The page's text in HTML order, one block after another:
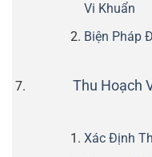
Vi Khuẩn
Biện Pháp
Thu Hoạch
Xác Định